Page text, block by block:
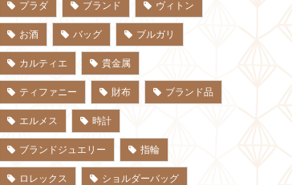
プラダ ブランド ヴィトン
お酒 バッグ ブルガリ
カルティエ 貴金属
ティファニー 財布 ブランド品
エルメス 時計
ブランドジュエリー 指輪
ロレックス ショルダーバッグ